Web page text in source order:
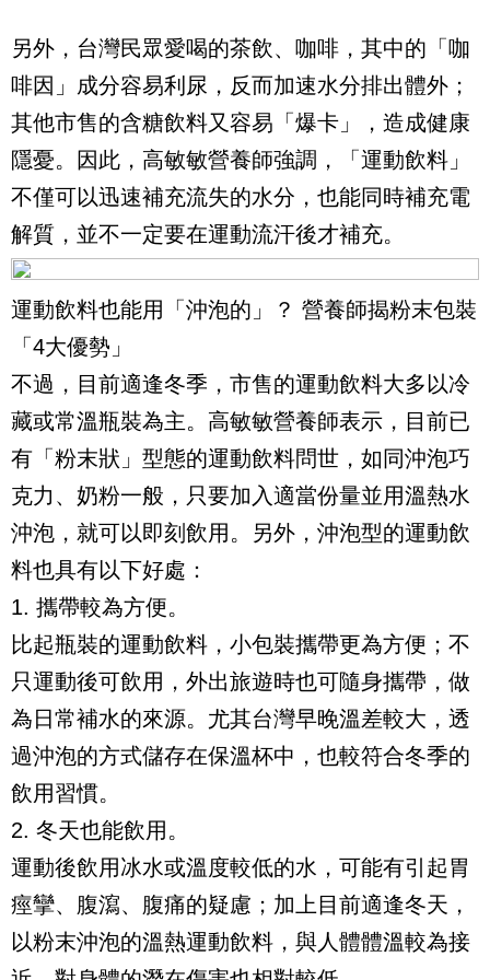
另外，台灣民眾愛喝的茶飲、咖啡，其中的「咖
啡因」成分容易利尿，反而加速水分排出體外；
其他市售的含糖飲料又容易「爆卡」，造成健康
隱憂。因此，高敏敏營養師強調，「運動飲料」
不僅可以迅速補充流失的水分，也能同時補充電
解質，並不一定要在運動流汗後才補充。
運動飲料也能用「沖泡的」？ 營養師揭粉末包裝
「4大優勢」
不過，目前適逢冬季，市售的運動飲料大多以冷
藏或常溫瓶裝為主。高敏敏營養師表示，目前已
有「粉末狀」型態的運動飲料問世，如同沖泡巧
克力、奶粉一般，只要加入適當份量並用溫熱水
沖泡，就可以即刻飲用。另外，沖泡型的運動飲
料也具有以下好處：
1. 攜帶較為方便。
比起瓶裝的運動飲料，小包裝攜帶更為方便；不
只運動後可飲用，外出旅遊時也可隨身攜帶，做
為日常補水的來源。尤其台灣早晚溫差較大，透
過沖泡的方式儲存在保溫杯中，也較符合冬季的
飲用習慣。
2. 冬天也能飲用。
運動後飲用冰水或溫度較低的水，可能有引起胃
痙攣、腹瀉、腹痛的疑慮；加上目前適逢冬天，
以粉末沖泡的溫熱運動飲料，與人體體溫較為接